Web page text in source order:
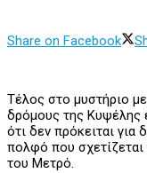
Share on Facebook
Τέλος στο μυστήριο
δρόμους της Κυψέλης
ότι δεν πρόκειται για
πολφό που σχετίζεται
του Μετρό.